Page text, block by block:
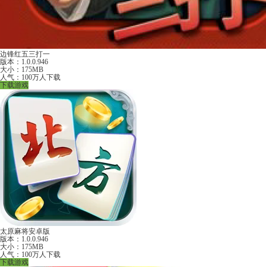
边锋红五三打一
版本：1.0.0.946
大小：175MB
人气：100万人下载
下载游戏
太原麻将安卓版
版本：1.0.0.946
大小：175MB
人气：100万人下载
下载游戏